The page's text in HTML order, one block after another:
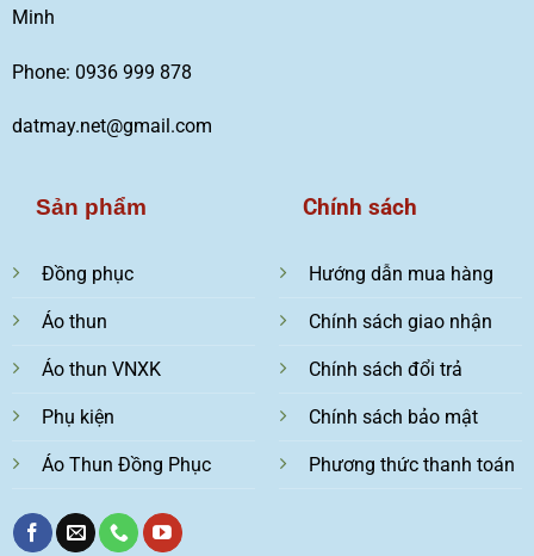
Minh
Phone: 0936 999 878
datmay.net@gmail.com
Sản phẩm
Đồng phục
Áo thun
Áo thun VNXK
Phụ kiện
Áo Thun Đồng Phục
Chính sách
Hướng dẫn mua hàng
Chính sách giao nhận
Chính sách đổi trả
Chính sách bảo mật
Phương thức thanh toán